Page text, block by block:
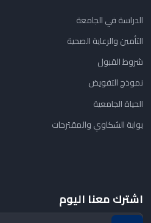
الدراسة في الجامعة
التأمين والرعاية الصحية
شروط القبول
نموذج التفويض
الحياة الجامعية
بوابة الشكاوي والمقترحات
اشترك معنا اليوم